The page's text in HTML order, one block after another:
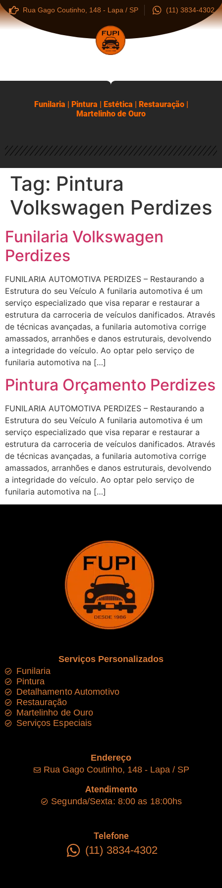
Rua Gago Coutinho, 148 - Lapa / SP (11) 3834-4302
Funilaria | Pintura | Estética | Restauração |
Martelinho de Ouro
Tag: Pintura
Volkswagen Perdizes
Funilaria Volkswagen
Perdizes
FUNILARIA AUTOMOTIVA PERDIZES – Restaurando a
Estrutura do seu Veículo A funilaria automotiva é um
serviço especializado que visa reparar e restaurar a
estrutura da carroceria de veículos danificados. Através
de técnicas avançadas, a funilaria automotiva corrige
amassados, arranhões e danos estruturais, devolvendo
a integridade do veículo. Ao optar pelo serviço de
funilaria automotiva na […]
Pintura Orçamento Perdizes
FUNILARIA AUTOMOTIVA PERDIZES – Restaurando a
Estrutura do seu Veículo A funilaria automotiva é um
serviço especializado que visa reparar e restaurar a
estrutura da carroceria de veículos danificados. Através
de técnicas avançadas, a funilaria automotiva corrige
amassados, arranhões e danos estruturais, devolvendo
a integridade do veículo. Ao optar pelo serviço de
funilaria automotiva na […]
Serviços Personalizados
Funilaria
Pintura
Detalhamento Automotivo
Restauração
Martelinho de Ouro
Serviços Especiais
Endereço
Rua Gago Coutinho, 148 - Lapa / SP
Atendimento
Segunda/Sexta: 8:00 as 18:00hs
Telefone
(11) 3834-4302